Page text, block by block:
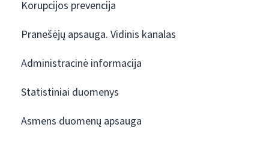
Korupcijos prevencija
Pranešėjų apsauga. Vidinis kanalas
Administracinė informacija
Statistiniai duomenys
Asmens duomenų apsauga